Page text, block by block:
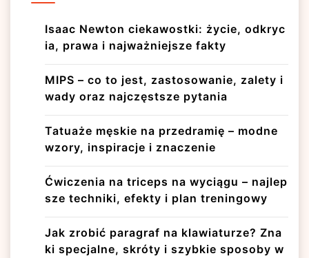
Isaac Newton ciekawostki: życie, odkryc
ia, prawa i najważniejsze fakty
MIPS – co to jest, zastosowanie, zalety i
wady oraz najczęstsze pytania
Tatuaże męskie na przedramię – modne
wzory, inspiracje i znaczenie
Ćwiczenia na triceps na wyciągu – najlep
sze techniki, efekty i plan treningowy
Jak zrobić paragraf na klawiaturze? Zna
ki specjalne, skróty i szybkie sposoby w